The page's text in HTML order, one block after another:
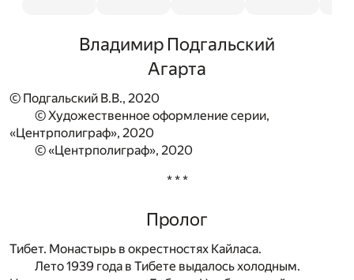
Владимир Подгальский
Агарта
© Подгальский В.В., 2020
© Художественное оформление серии,
«Центрполиграф», 2020
© «Центрполиграф», 2020
* * *
Пролог
Тибет. Монастырь в окрестностях Кайласа.
Лето 1939 года в Тибете выдалось холодным.